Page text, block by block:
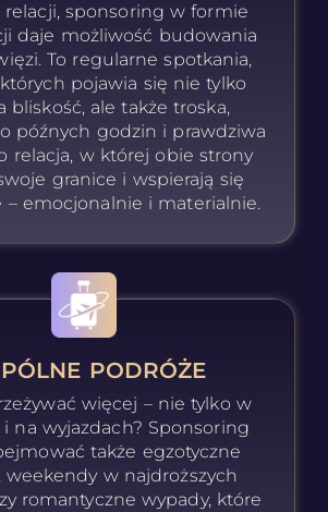
relacji, sponsoring w formie
daje możliwość budowania
To regularne spotkania,
pojawia się nie tylko
bliskość, ale także troska,
późnych godzin i prawdziwa
relacja, w której obie strony
granice i wspierają się
– emocjonalnie i materialnie.
PODRÓŻE
więcej – nie tylko w
i na wyjazdach? Sponsoring
także egzotyczne
weekendy w najdroższych
romantyczne wypady, które